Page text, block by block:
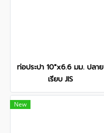
ท่อประปา 10"x6.6 มม. ปลาย
เรียบ JIS
New